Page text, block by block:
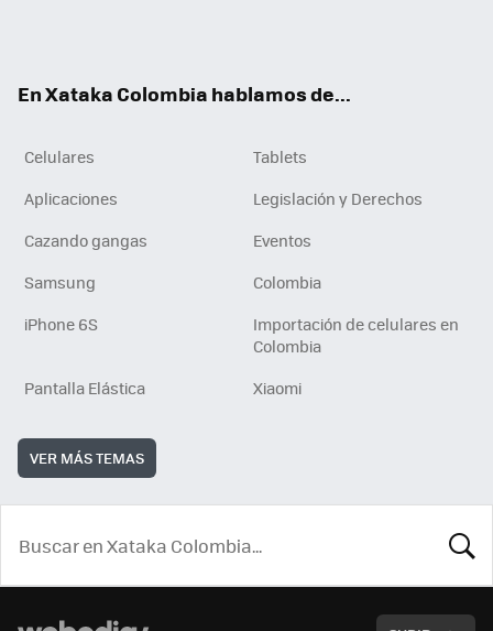
En Xataka Colombia hablamos de...
Celulares
Tablets
Aplicaciones
Legislación y Derechos
Cazando gangas
Eventos
Samsung
Colombia
iPhone 6S
Importación de celulares en
Colombia
Pantalla Elástica
Xiaomi
VER MÁS TEMAS